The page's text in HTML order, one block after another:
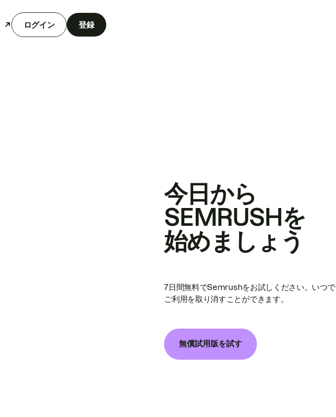
ログイン 登録
今日から
SEMRUSHを
始めましょう
7日間無料でSemrushをお試しください。いつ
ご利用を取り消すことができます。
無償試用版を試す